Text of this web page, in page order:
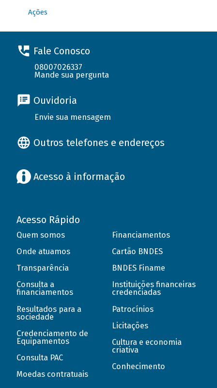
Ações
Fale Conosco
08007026337
Mande sua pergunta
Ouvidoria
Envie sua mensagem
Outros telefones e endereços
Acesso à informação
Acesso Rápido
Quem somos
Onde atuamos
Transparência
Consulta a
financiamentos
Resultados para a
sociedade
Credenciamento de
Equipamentos
Consulta PAC
Moedas contratuais
Financiamentos
Cartão BNDES
BNDES Finame
Instituições financeiras
credenciadas
Patrocínios
Licitações
Cultura e economia
criativa
Conhecimento